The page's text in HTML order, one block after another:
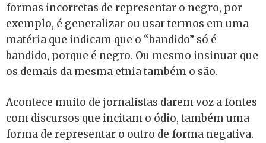
formas incorretas de representar o negro, por
exemplo, é generalizar ou usar termos em uma
matéria que indicam que o “bandido” só é
bandido, porque é negro. Ou mesmo insinuar que
os demais da mesma etnia também o são.
Acontece muito de jornalistas darem voz a fontes
com discursos que incitam o ódio, também uma
forma de representar o outro de forma negativa.